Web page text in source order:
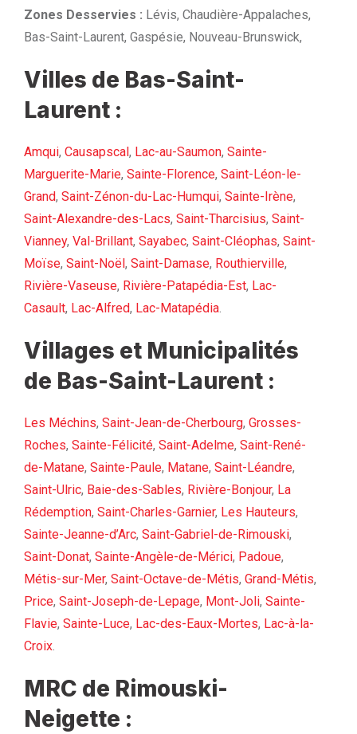
Zones Desservies : Lévis, Chaudière-Appalaches,
Bas-Saint-Laurent, Gaspésie, Nouveau-Brunswick,
Villes de Bas-Saint-
Laurent :
Amqui, Causapscal , Lac-au-Saumon, Sainte-
Marguerite-Marie, Sainte-Florence, Saint-Léon-le-
Grand, Saint-Zénon-du-Lac-Humqui, Sainte-Irène,
Saint-Alexandre-des-Lacs, Saint-Tharcisius, Saint-
Vianney, Val-Brillant, Sayabec, Saint-Cléophas, Saint-
Moïse, Saint-Noël , Saint-Damase, Routhierville,
Rivière-Vaseuse, Rivière-Patapédia-Est, Lac-
Casault, Lac-Alfred, Lac-Matapédia.
Villages et Municipalités
de Bas-Saint-Laurent :
Les Méchins, Saint-Jean-de-Cherbourg, Grosses-
Roches, Sainte-Félicité, Saint-Adelme, Saint-René-
de-Matane, Sainte-Paule, Matane, Saint-Léandre,
Saint-Ulric, Baie-des-Sables, Rivière-Bonjour, La
Rédemption, Saint-Charles-Garnier, Les Hauteurs,
Sainte-Jeanne-d’Arc, Saint-Gabriel-de-Rimouski,
Saint-Donat, Sainte-Angèle-de-Mérici, Padoue,
Métis-sur-Mer, Saint-Octave-de-Métis, Grand-Métis,
Price, Saint-Joseph-de-Lepage, Mont-Joli, Sainte-
Flavie, Sainte-Luce, Lac-des-Eaux-Mortes, Lac-à-la-
Croix.
MRC de Rimouski-
Neigette :